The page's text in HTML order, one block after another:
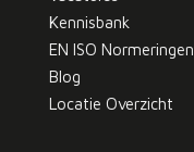
Kennisbank
EN ISO Normeringen
Blog
Locatie Overzicht